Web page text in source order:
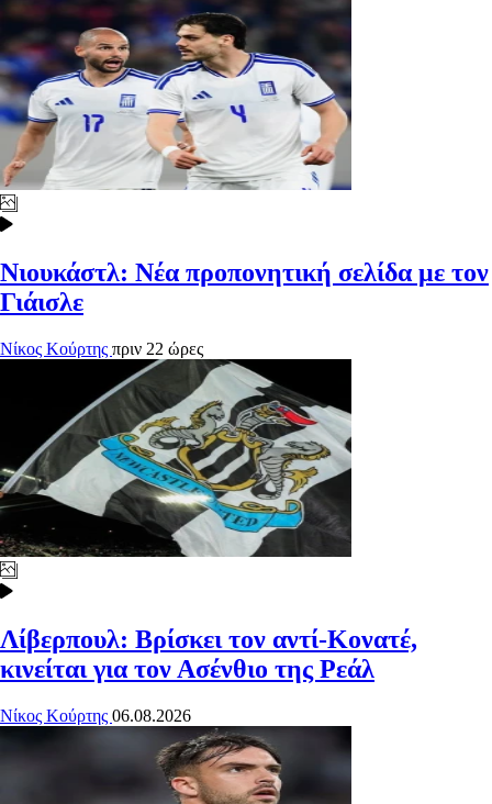
Νιουκάστλ: Νέα προπονητική σελίδα με τον
Γιάισλε
Νίκος Κούρτης πριν 22 ώρες
Λίβερπουλ: Βρίσκει τον αντί-Κονατέ,
κινείται για τον Ασένθιο της Ρεάλ
Νίκος Κούρτης 06.08.2026